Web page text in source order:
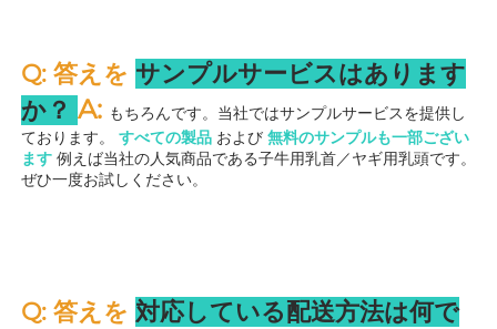
Q: 答えを サンプルサービスはあります
か？ A: もちろんです。当社ではサンプルサービスを提供し
ております。 すべての製品 および 無料のサンプルも一部ござい
ます 例えば当社の人気商品である子牛用乳首／ヤギ用乳頭です。
ぜひ一度お試しください。
Q: 答えを 対応している配送方法は何で